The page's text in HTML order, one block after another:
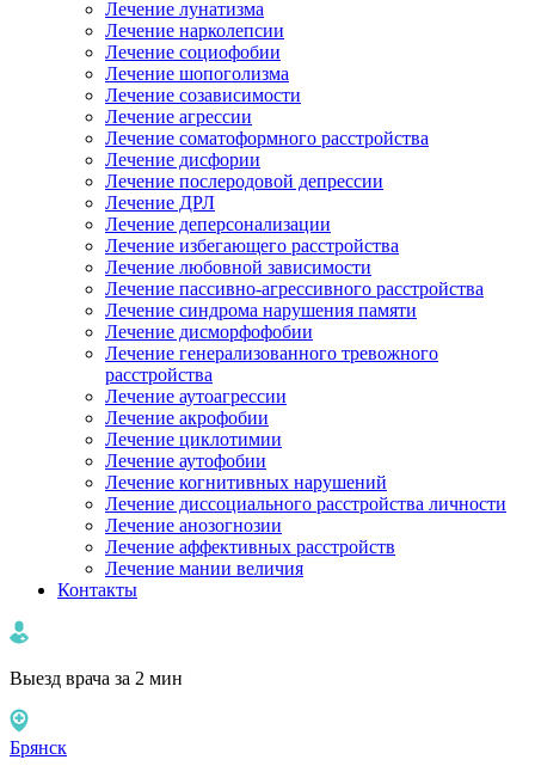
Лечение лунатизма
Лечение нарколепсии
Лечение социофобии
Лечение шопоголизма
Лечение созависимости
Лечение агрессии
Лечение соматоформного расстройства
Лечение дисфории
Лечение послеродовой депрессии
Лечение ДРЛ
Лечение деперсонализации
Лечение избегающего расстройства
Лечение любовной зависимости
Лечение пассивно-агрессивного расстройства
Лечение синдрома нарушения памяти
Лечение дисморфофобии
Лечение генерализованного тревожного
расстройства
Лечение аутоагрессии
Лечение акрофобии
Лечение циклотимии
Лечение аутофобии
Лечение когнитивных нарушений
Лечение диссоциального расстройства личности
Лечение анозогнозии
Лечение аффективных расстройств
Лечение мании величия
Контакты
Выезд врача за 2 мин
Брянск